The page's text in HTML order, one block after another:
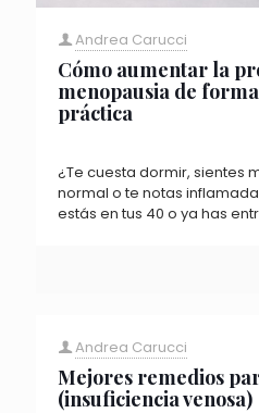
Andrea Carucci
Cómo aumentar la
menopausia de
práctica
¿Te cuesta dormir, sientes
normal o te notas
estás en tus 40 o ya has
Andrea Carucci
Mejores remedios
(insuficiencia venosa)